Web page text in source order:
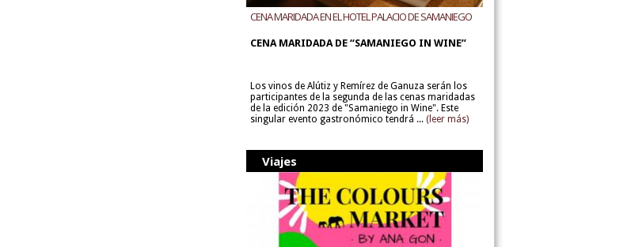
CENA MARIDADA EN EL HOTEL PALACIO DE SAMANIEGO
CENA MARIDADA DE “SAMANIEGO IN WINE”
Los vinos de Alútiz y Remírez de Ganuza serán los
participantes de la segunda de las cenas maridadas
de la edición 2023 de "Samaniego in Wine". Este
singular evento gastronómico tendrá ... (leer más)
Viajes